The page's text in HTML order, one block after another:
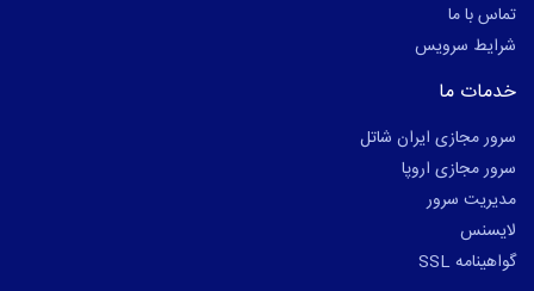
تماس با ما
شرایط سرویس
خدمات ما
سرور مجازی ایران شاتل
سرور مجازی اروپا
مدیریت سرور
لایسنس
گواهینامه SSL